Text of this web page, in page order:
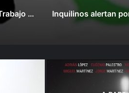
Inquilinos alertan por la Ley de Propiedad Privada